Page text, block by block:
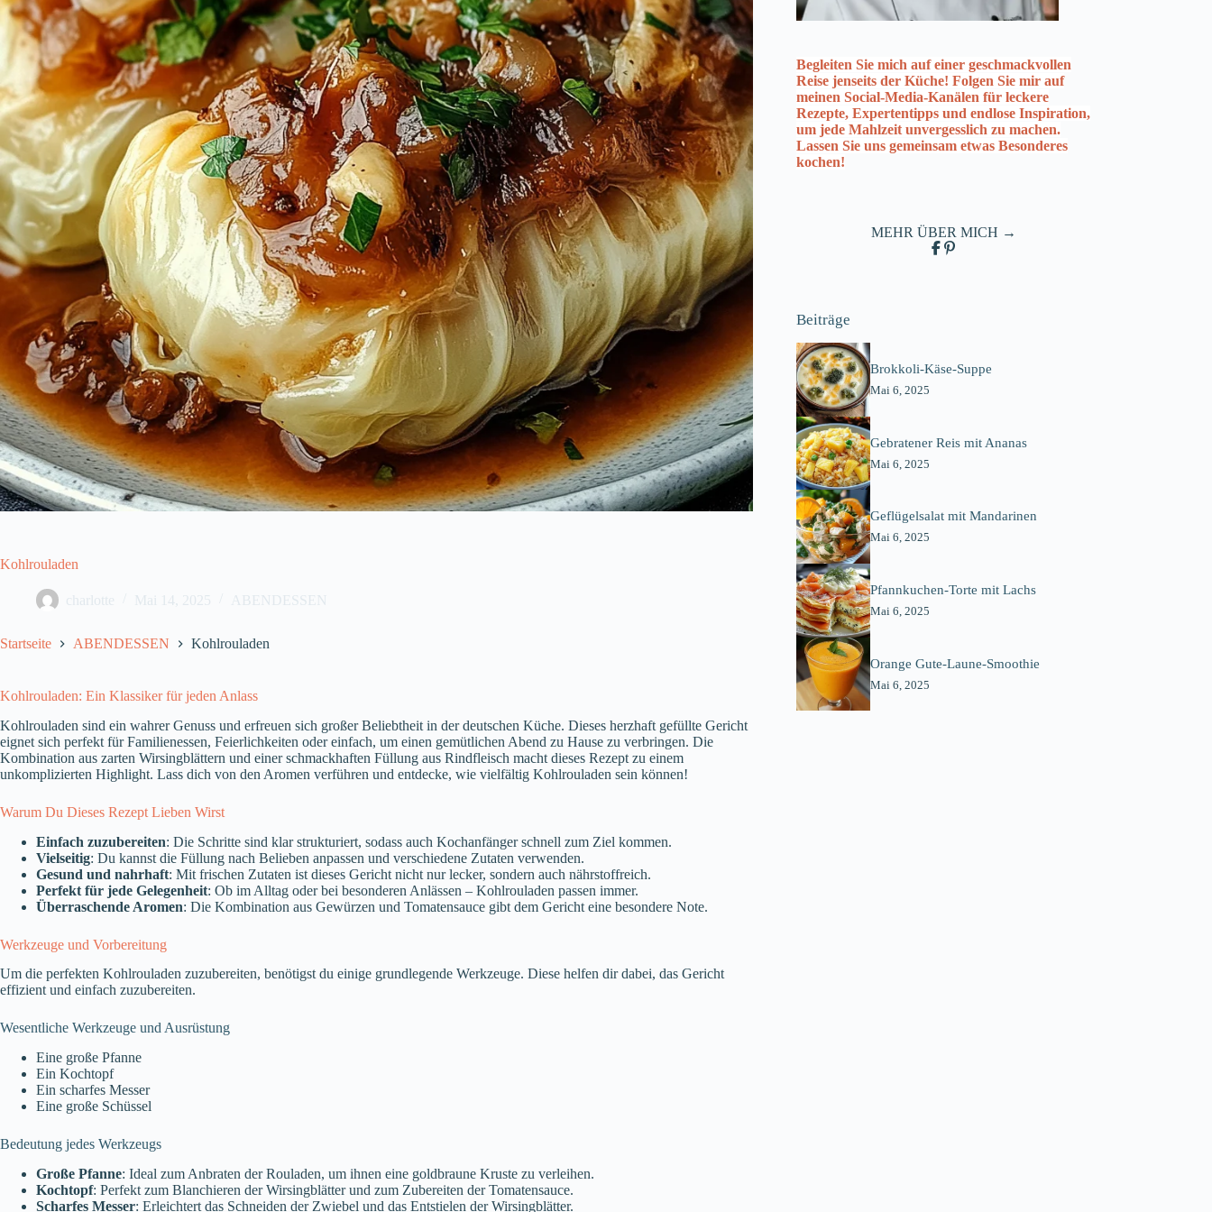
Kohlrouladen
charlotte Mai 14, 2025 ABENDESSEN
Startseite ABENDESSEN Kohlrouladen
Kohlrouladen: Ein Klassiker für jeden Anlass
Kohlrouladen sind ein wahrer Genuss und erfreuen sich großer Beliebtheit in der deutschen Küche. Dieses herzhaft gefüllte Gericht
eignet sich perfekt für Familienessen, Feierlichkeiten oder einfach, um einen gemütlichen Abend zu Hause zu verbringen. Die
Kombination aus zarten Wirsingblättern und einer schmackhaften Füllung aus Rindfleisch macht dieses Rezept zu einem
unkomplizierten Highlight. Lass dich von den Aromen verführen und entdecke, wie vielfältig Kohlrouladen sein können!
Warum Du Dieses Rezept Lieben Wirst
Einfach zuzubereiten: Die Schritte sind klar strukturiert, sodass auch Kochanfänger schnell zum Ziel kommen.
Vielseitig: Du kannst die Füllung nach Belieben anpassen und verschiedene Zutaten verwenden.
Gesund und nahrhaft: Mit frischen Zutaten ist dieses Gericht nicht nur lecker, sondern auch nährstoffreich.
Perfekt für jede Gelegenheit: Ob im Alltag oder bei besonderen Anlässen – Kohlrouladen passen immer.
Überraschende Aromen: Die Kombination aus Gewürzen und Tomatensauce gibt dem Gericht eine besondere Note.
Werkzeuge und Vorbereitung
Um die perfekten Kohlrouladen zuzubereiten, benötigst du einige grundlegende Werkzeuge. Diese helfen dir dabei, das Gericht
effizient und einfach zuzubereiten.
Wesentliche Werkzeuge und Ausrüstung
Eine große Pfanne
Ein Kochtopf
Ein scharfes Messer
Eine große Schüssel
Bedeutung jedes Werkzeugs
Große Pfanne: Ideal zum Anbraten der Rouladen, um ihnen eine goldbraune Kruste zu verleihen.
Kochtopf: Perfekt zum Blanchieren der Wirsingblätter und zum Zubereiten der Tomatensauce.
Scharfes Messer: Erleichtert das Schneiden der Zwiebel und das Entstielen der Wirsingblätter.
Begleiten Sie mich auf einer geschmackvollen
Reise jenseits der Küche! Folgen Sie mir auf
meinen Social-Media-Kanälen für leckere
Rezepte, Expertentipps und endlose Inspiration,
um jede Mahlzeit unvergesslich zu machen.
Lassen Sie uns gemeinsam etwas Besonderes
kochen!
MEHR ÜBER MICH →
Beiträge
Brokkoli-Käse-Suppe
Mai 6, 2025
Gebratener Reis mit Ananas
Mai 6, 2025
Geflügelsalat mit Mandarinen
Mai 6, 2025
Pfannkuchen-Torte mit Lachs
Mai 6, 2025
Orange Gute-Laune-Smoothie
Mai 6, 2025